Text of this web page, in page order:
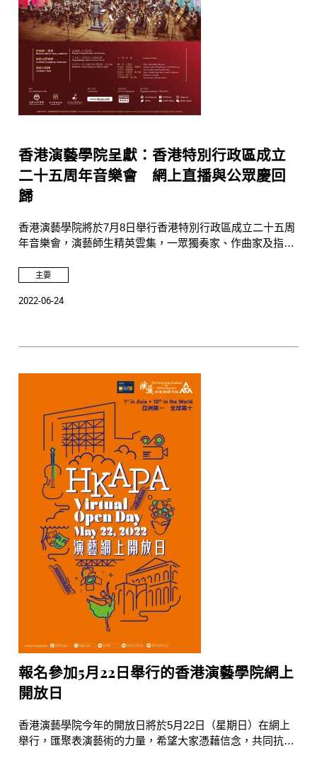
香港演藝學院呈獻：香港特別行政區成立
二十五周年音樂會 網上直播與公眾慶回
歸
香港演藝學院將於7月8日舉行香港特別行政區成立二十五周
年音樂會，演藝師生精英雲集，一眾獨奏家、作曲家及指揮
由太古集團贊助，屆時將於香港演藝學院網頁及港台電視作
主要
2022-06-24
報名參加5月22日舉行的香港演藝學院網上
開放日
香港演藝學院今年的開放日將於5月22日（星期日）在網上
舉行，匯聚表演藝術的力量，希望大家憑藉信念，共同抗